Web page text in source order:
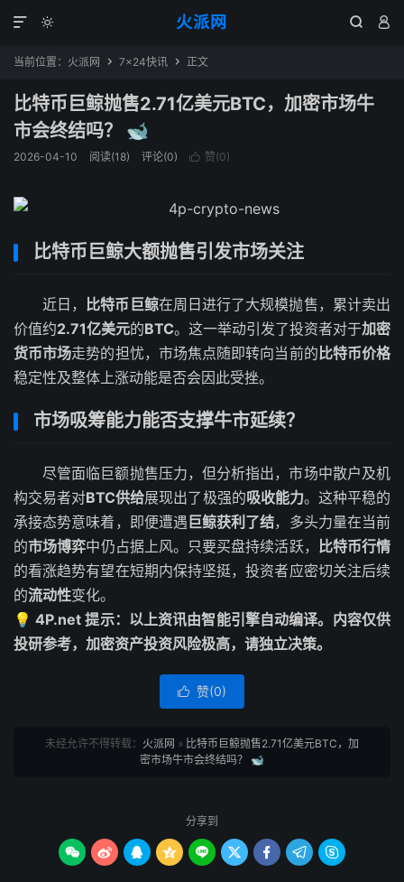
火派网
  

当前位置： 火派网  7×24快讯  正文
比特币巨鲸抛售2.71亿美元BTC，加密市场牛
市会终结吗？ 🐋
2026-04-10 阅读(18) 评论(0)  赞(0)
比特币巨鲸大额抛售引发市场关注
近日， 比特币巨鲸在周日进行了大规模抛售，累计卖出
价值约2.71亿美元的BTC。这一举动引发了投资者对于加密
货币市场走势的担忧，市场焦点随即转向当前的比特币价格
稳定性及整体上涨动能是否会因此受挫。
市场吸筹能力能否支撑牛市延续？
尽管面临巨额抛售压力，但分析指出，市场中散户及机
构交易者对BTC供给展现出了极强的吸收能力。这种平稳的
承接态势意味着，即便遭遇 巨鲸获利了结，多头力量在当前
的市场博弈中仍占据上风。只要买盘持续活跃， 比特币行情
的看涨趋势有望在短期内保持坚挺，投资者应密切关注后续
的流动性变化。
💡 4P.net 提示：以上资讯由智能引擎自动编译。内容仅供
投研参考，加密资产投资风险极高，请独立决策。
 赞(0)
未经允许不得转载： 火派网 » 比特币巨鲸抛售2.71亿美元BTC，加
密市场牛市会终结吗？ 🐋
分享到
        